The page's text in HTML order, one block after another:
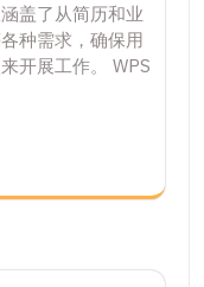
盖了从简历和业
种需求，确保用
开展工作。 WPS